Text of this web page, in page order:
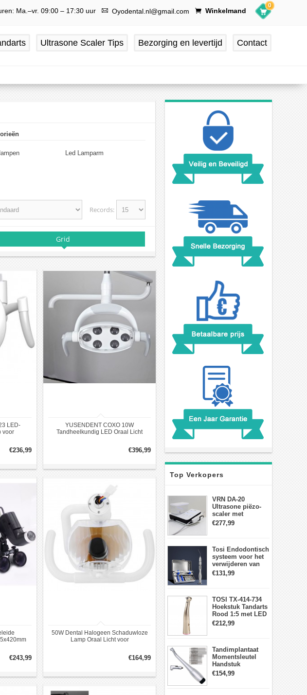
Ma.–vr. 09:00 – 17:30 uur Oyodental.nl@gmail.com Winkelmand
0
Ultrasone Scaler Tips Bezorging en levertijd Contact
Top Verkopers
VRN DA-20
Ultrasone piëzo-
scaler met
waterfles Fit EMS
draadloos
€277,99
Tosi Endodontisch
systeem voor het
verwijderen van
gebroken vijlen
wortelkanaalvijlextractorkit
€131,99
TOSI TX-414-734
Hoekstuk Tandarts
Rood 1:5 met LED
Licht Mini hoofd
€212,99
Tandimplantaat
Momentsleutel
Handstuk
Universele met 12
Schroevendraaiers
€154,99
Led Lamparm
Records:
Grid
LED-
voor
€236,99
YUSENDENT COXO 10W
Tandheelkundig LED Oraal Licht
€396,99
€243,99
50W Dental Halogeen Schaduwloze
Lamp Oraal Licht voor
€164,99